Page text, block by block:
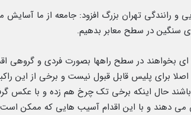
و رانندگی تهران بزرگ افزود: جامعه از ما آسایش
سنگین در سطح معابر بدهیم.
بخواهند در سطح راهها بصورت فردی و گروهی
برای پلیس قابل قبول نیست و برخی از این
باشند حال اینکه برخی تک چرخ هم زده و با عکس
می دهند و با این اقدام آسیب هایی که ممکن است